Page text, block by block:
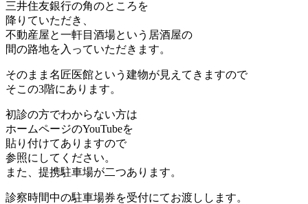
三井住友銀行の角のところを
降りていただき、
不動産屋と一軒目酒場という居酒屋の
間の路地を入っていただきます。
そのまま名匠医館という建物が見えてきますので
そこの3階にあります。
初診の方でわからない方は
ホームページのYouTubeを
貼り付けてありますので
参照にしてください。
また、提携駐車場が二つあります。
診察時間中の駐車場券を受付にてお渡しします。